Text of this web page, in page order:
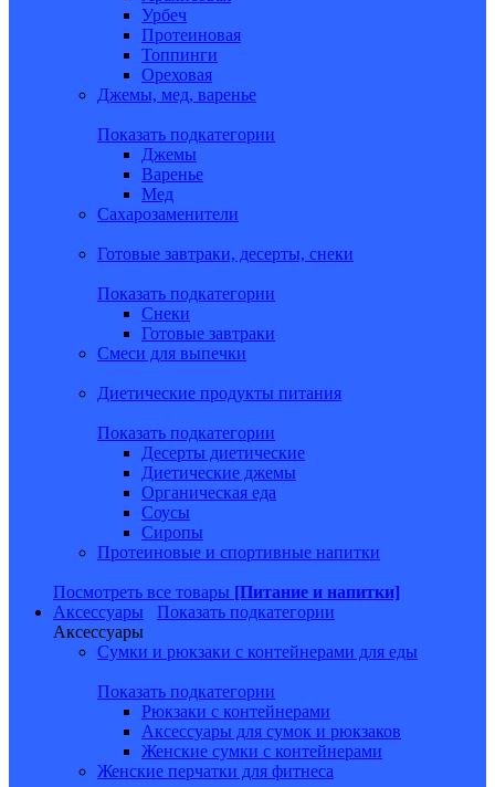
Урбеч
Протеиновая
Топпинги
Ореховая
Джемы, мед, варенье
Показать подкатегории
Джемы
Варенье
Мед
Сахарозаменители
Готовые завтраки, десерты, снеки
Показать подкатегории
Снеки
Готовые завтраки
Смеси для выпечки
Диетические продукты питания
Показать подкатегории
Десерты диетические
Диетические джемы
Органическая еда
Соусы
Сиропы
Протеиновые и спортивные напитки
Посмотреть все товары [Питание и напитки]
Аксессуары
Показать подкатегории
Аксессуары
Сумки и рюкзаки с контейнерами для еды
Показать подкатегории
Рюкзаки с контейнерами
Аксессуары для сумок и рюкзаков
Женские сумки с контейнерами
Женские перчатки для фитнеса